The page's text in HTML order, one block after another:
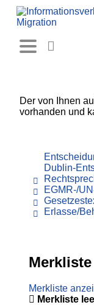
Der von Ihnen
vorhanden und
Dublin-
EGMR-/
Erlasse/
Merkliste
Merkliste
Merkliste